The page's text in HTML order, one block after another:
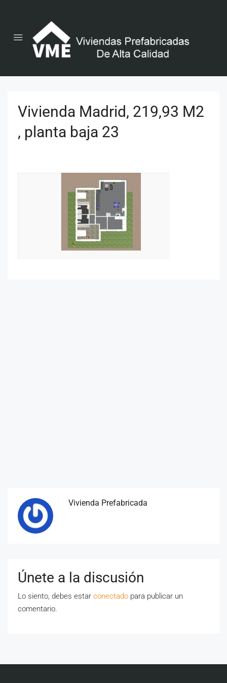
Vivienda Madrid, 219,93 M2
, planta baja 23
Vivienda Prefabricada
Únete a la discusión
Lo siento, debes estar conectado para publicar un
comentario.